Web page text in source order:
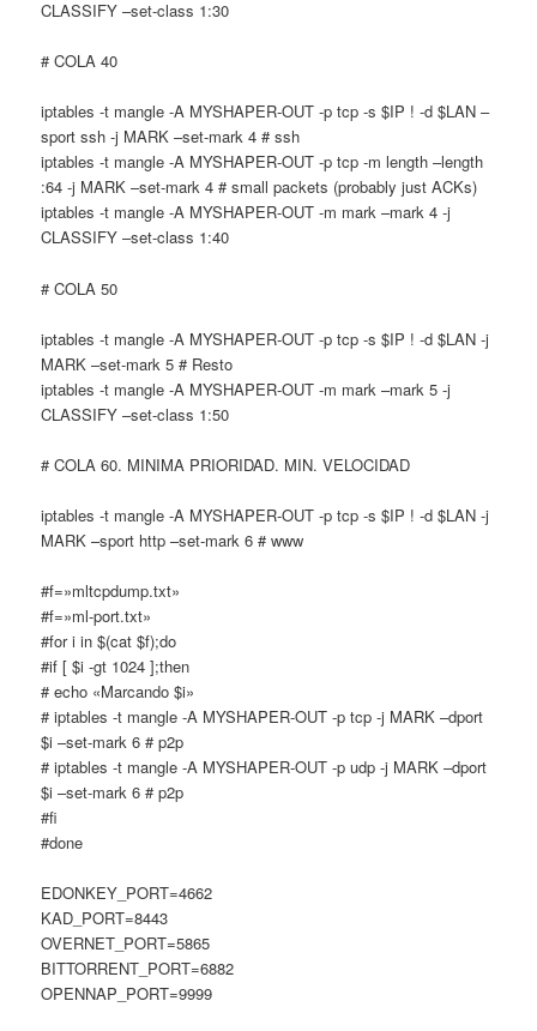
CLASSIFY –set-class 1:30
# COLA 40
iptables -t mangle -A MYSHAPER-OUT -p tcp -s $IP ! -d $LAN –
sport ssh -j MARK –set-mark 4 # ssh
iptables -t mangle -A MYSHAPER-OUT -p tcp -m length –length
:64 -j MARK –set-mark 4 # small packets (probably just ACKs)
iptables -t mangle -A MYSHAPER-OUT -m mark –mark 4 -j
CLASSIFY –set-class 1:40
# COLA 50
iptables -t mangle -A MYSHAPER-OUT -p tcp -s $IP ! -d $LAN -j
MARK –set-mark 5 # Resto
iptables -t mangle -A MYSHAPER-OUT -m mark –mark 5 -j
CLASSIFY –set-class 1:50
# COLA 60. MINIMA PRIORIDAD. MIN. VELOCIDAD
iptables -t mangle -A MYSHAPER-OUT -p tcp -s $IP ! -d $LAN -j
MARK –sport http –set-mark 6 # www
#f=»mltcpdump.txt»
#f=»ml-port.txt»
#for i in $(cat $f);do
#if [ $i -gt 1024 ];then
# echo «Marcando $i»
# iptables -t mangle -A MYSHAPER-OUT -p tcp -j MARK –dport
$i –set-mark 6 # p2p
# iptables -t mangle -A MYSHAPER-OUT -p udp -j MARK –dport
$i –set-mark 6 # p2p
#fi
#done
EDONKEY_PORT=4662
KAD_PORT=8443
OVERNET_PORT=5865
BITTORRENT_PORT=6882
OPENNAP_PORT=9999